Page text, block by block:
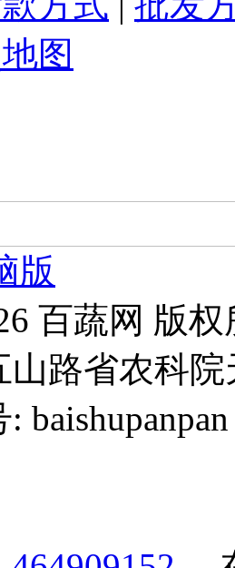
图
版
百蔬网 版
路省农科院